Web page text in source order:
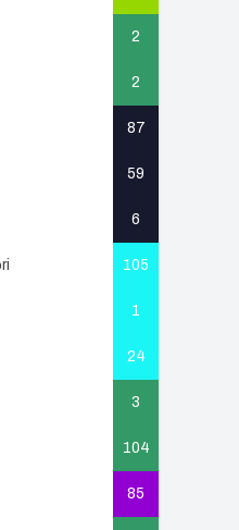
2
2
87
59
6
105
1
24
3
104
85